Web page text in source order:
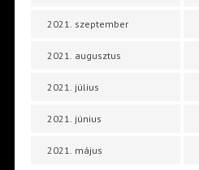
2021. szeptember
2021. augusztus
2021. július
2021. június
2021. május